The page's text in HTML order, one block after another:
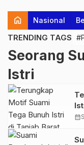
home Nasional
TRENDING TAGS
Seorang
Istri
calendar_month